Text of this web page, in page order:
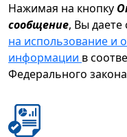
Нажимая на кнопку
сообщение, Вы даете
на использование и
информации в
Федерального